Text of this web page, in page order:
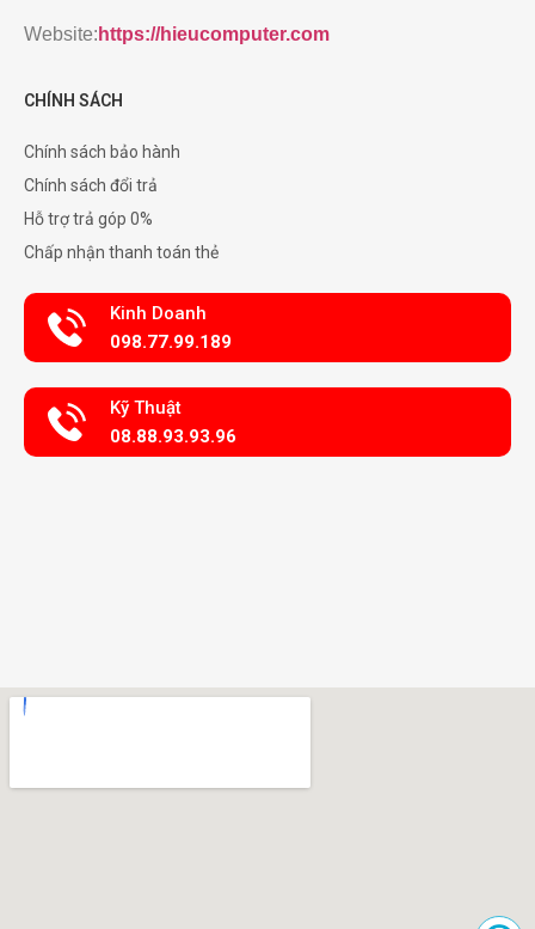
Website: https://hieucomputer.com
CHÍNH SÁCH
Chính sách bảo hành
Chính sách đổi trả
Hỗ trợ trả góp 0%
Chấp nhận thanh toán thẻ
Kinh Doanh
098.77.99.189
Kỹ Thuật
08.88.93.93.96